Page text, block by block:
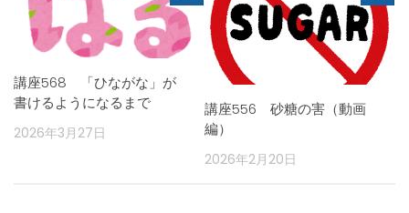
講座568 「ひながな」が
書けるようになるまで
2026年3月27日
講座556 砂糖の害（動画
編）
2026年2月20日